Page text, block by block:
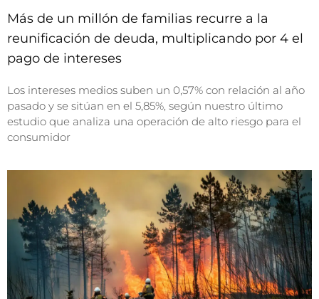
Más de un millón de familias recurre a la
reunificación de deuda, multiplicando por 4 el
pago de intereses
Los intereses medios suben un 0,57% con relación al año
pasado y se sitúan en el 5,85%, según nuestro último
estudio que analiza una operación de alto riesgo para el
consumidor